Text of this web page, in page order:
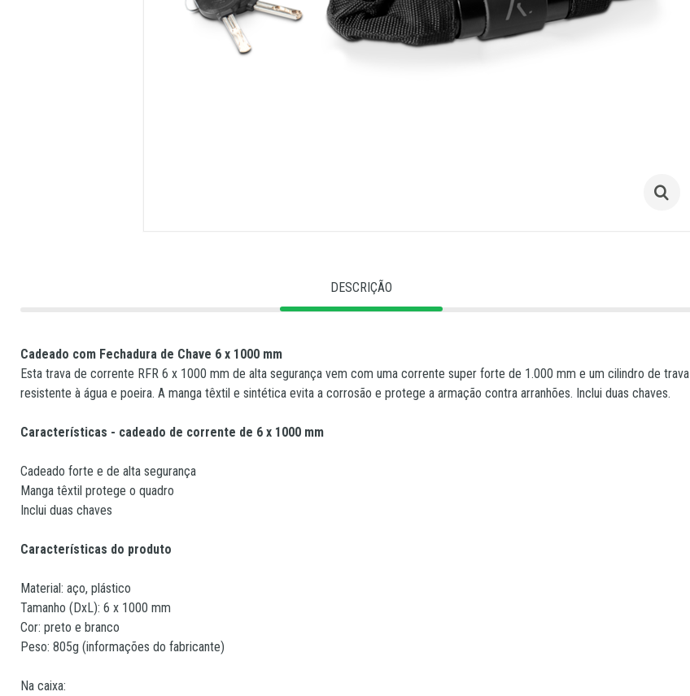
DESCRIÇÃO
Cadeado com Fechadura de Chave 6 x 1000 mm
Esta trava de corrente RFR 6 x 1000 mm de alta segurança vem com uma corrente super forte de 1.000 mm e um cilindro de trava
resistente à água e poeira. A manga têxtil e sintética evita a corrosão e protege a armação contra arranhões. Inclui duas chaves.
Características - cadeado de corrente de 6 x 1000 mm
Cadeado forte e de alta segurança
Manga têxtil protege o quadro
Inclui duas chaves
Características do produto
Material: aço, plástico
Tamanho (DxL): 6 x 1000 mm
Cor: preto e branco
Peso: 805g (informações do fabricante)
Na caixa: